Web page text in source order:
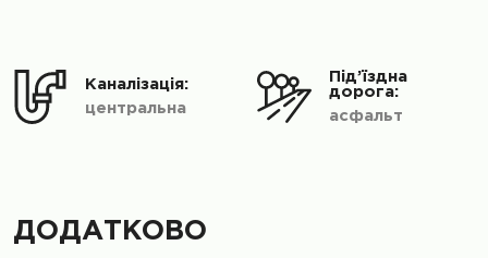
центральна
Каналізація:
асфальт
Під’їздна
дорога:
ДОДАТКОВО